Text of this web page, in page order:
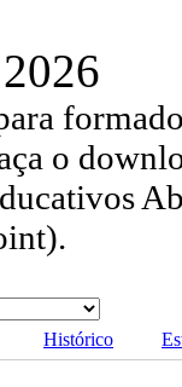
o
Histórico